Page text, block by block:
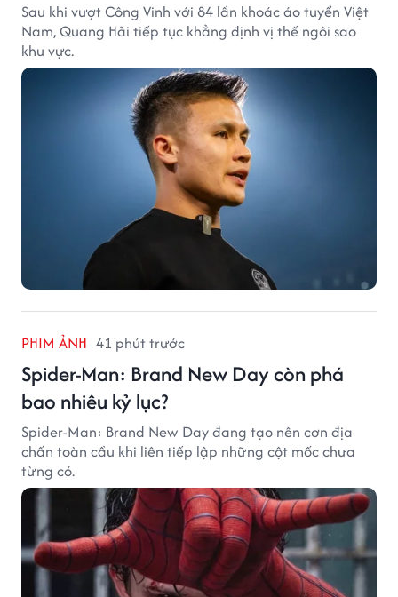
Sau khi vượt Công Vinh với 84 lần khoác áo tuyển Việt
Nam, Quang Hải tiếp tục khẳng định vị thế ngôi sao
khu vực.
PHIM ẢNH 41 phút trước
Spider-Man: Brand New Day còn phá
bao nhiêu kỷ lục?
Spider-Man: Brand New Day đang tạo nên cơn địa
chấn toàn cầu khi liên tiếp lập những cột mốc chưa
từng có.